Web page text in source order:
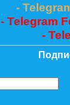
-
- Telegram
-